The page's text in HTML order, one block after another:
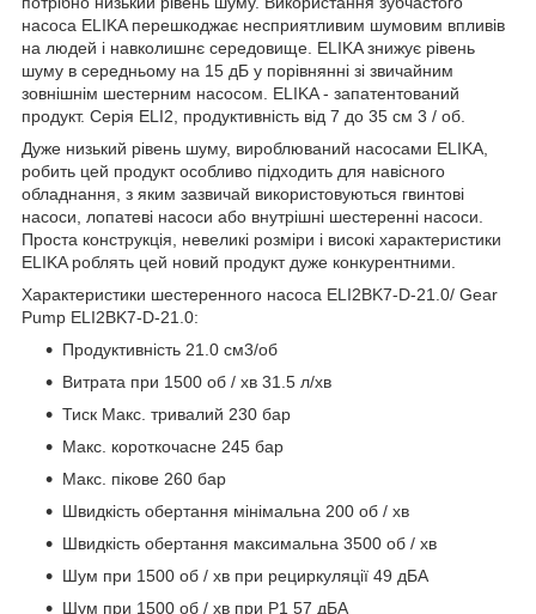
насоса ELIKA перешкоджає несприятливим шумовим впливів
на людей і навколишнє середовище. ELIKA знижує рівень
шуму в середньому на 15 дБ у порівнянні зі звичайним
зовнішнім шестерним насосом. ELIKA - запатентований
продукт. Серія ELI2, продуктивність від 7 до 35 см 3 / об.
Дуже низький рівень шуму, вироблюваний насосами ELIKA,
робить цей продукт особливо підходить для навісного
обладнання, з яким зазвичай використовуються гвинтові
насоси, лопатеві насоси або внутрішні шестеренні насоси.
Проста конструкція, невеликі розміри і високі характеристики
ELIKA роблять цей новий продукт дуже конкурентними.
Характеристики шестеренного насоса ELI2BK7-D-21.0/ Gear
Pump ELI2BK7-D-21.0:
Продуктивність 21.0 см3/об
Витрата при 1500 об / хв 31.5 л/хв
Тиск Макс. тривалий 230 бар
Макс. короткочасне 245 бар
Макс. пікове 260 бар
Швидкість обертання мінімальна 200 об / хв
Швидкість обертання максимальна 3500 об / хв
Шум при 1500 об / хв при рециркуляції 49 дБА
Шум при 1500 об / хв при P1 57 дБА